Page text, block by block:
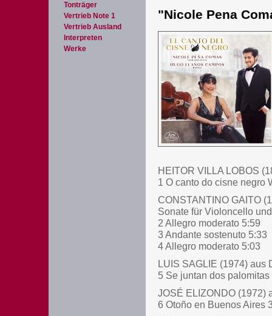
Tonträger
Vertrieb Note 1
Vertrieb Ausland
Interpreten
Werke
"Nicole Pena
HEITOR VILLA LOBOS
1 O canto do cisne negro
CONSTANTINO GAITO
Sonate für Violoncello
2 Allegro moderato 5:59
3 Andante sostenuto 5:33
4 Allegro moderato 5:03
LUIS SAGLIE (1974) aus
5 Se juntan dos palomitas
JOSÉ ELIZONDO (1972)
6 Otoño en Buenos Aires